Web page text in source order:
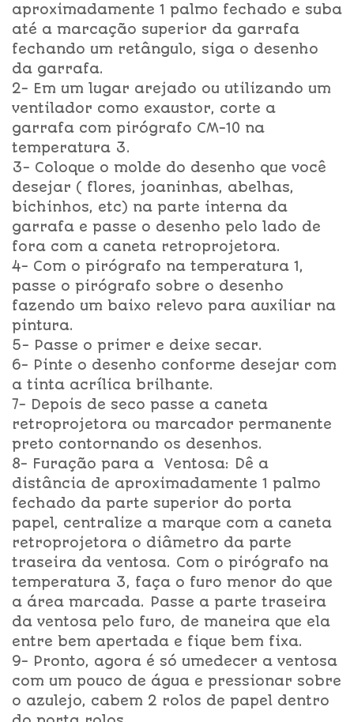
aproximadamente 1 palmo fechado e suba
até a marcação superior da garrafa
fechando um retângulo, siga o desenho
da garrafa.
2- Em um lugar arejado ou utilizando um
ventilador como exaustor, corte a
garrafa com pirógrafo CM-10 na
temperatura 3.
3- Coloque o molde do desenho que você
desejar ( flores, joaninhas, abelhas,
bichinhos, etc) na parte interna da
garrafa e passe o desenho pelo lado de
fora com a caneta retroprojetora.
4- Com o pirógrafo na temperatura 1,
passe o pirógrafo sobre o desenho
fazendo um baixo relevo para auxiliar na
pintura.
5- Passe o primer e deixe secar.
6- Pinte o desenho conforme desejar com
a tinta acrílica brilhante.
7- Depois de seco passe a caneta
retroprojetora ou marcador permanente
preto contornando os desenhos.
8- Furação para a Ventosa: Dê a
distância de aproximadamente 1 palmo
fechado da parte superior do porta
papel, centralize a marque com a caneta
retroprojetora o diâmetro da parte
traseira da ventosa. Com o pirógrafo na
temperatura 3, faça o furo menor do que
a área marcada. Passe a parte traseira
da ventosa pelo furo, de maneira que ela
entre bem apertada e fique bem fixa.
9- Pronto, agora é só umedecer a ventosa
com um pouco de água e pressionar sobre
o azulejo, cabem 2 rolos de papel dentro